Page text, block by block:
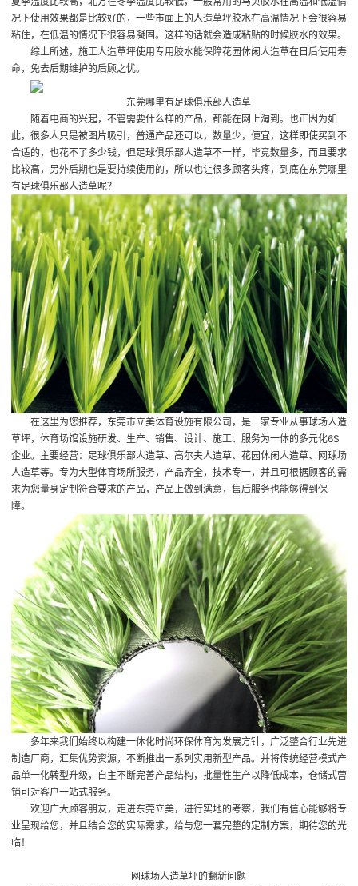
况下使用效果都是比较好的，一些市面上的人造草坪胶水在高温情况下会很容易
粘住，在低温的情况下很容易凝固。这样的话就会造成粘贴的时候胶水的效果。
综上所述，施工人造草坪使用专用胶水能保障花园休闲人造草在日后使用寿
命，免去后期维护的后顾之忧。
东莞哪里有足球俱乐部人造草
随着电商的兴起，不管需要什么样的产品，都能在网上淘到。也正因为如
此，很多人只是被图片吸引，普通产品还可以，数量少，便宜，这样即使买到不
合适的，也花不了多少钱，但足球俱乐部人造草不一样，毕竟数量多，而且要求
比较高，另外后期也是要持续使用的，所以也让很多顾客头疼，到底在东莞哪里
有足球俱乐部人造草呢？
在这里为您推荐，东莞市立美体育设施有限公司，是一家专业从事球场人造
草坪，体育场馆设施研发、生产、销售、设计、施工、服务为一体的多元化6S
企业。主要经营：足球俱乐部人造草、高尔夫人造草、花园休闲人造草、网球场
人造草等。专为大型体育场所服务，产品齐全，技术专一，并且可根据顾客的需
求为您量身定制符合要求的产品，产品上做到满意，售后服务也能够得到保
障。
多年来我们始终以构建一体化时尚环保体育为发展方针，广泛整合行业先进
制造厂商，汇集优势资源，不断推出一系列实用新型产品。并将传统经营模式产
品单一化转型升级，自主不断完善产品结构，批量性生产以降低成本，仓储式营
销可对客户一站式服务。
欢迎广大顾客朋友，走进东莞立美，进行实地的考察，我们有信心能够将专
业呈现给您，并且结合您的实际需求，给与您一套完整的定制方案，期待您的光
临！
网球场人造草坪的翻新问题